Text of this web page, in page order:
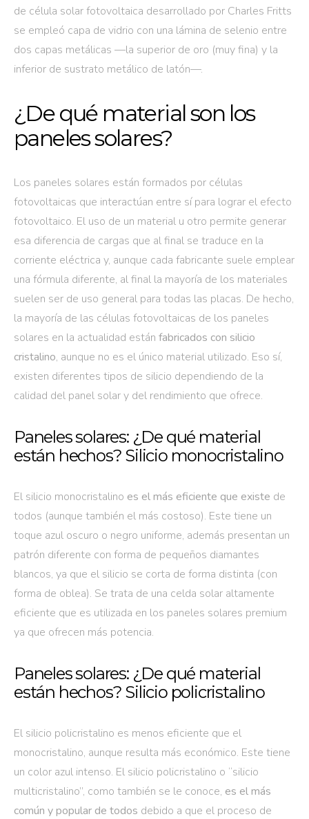
de célula solar fotovoltaica desarrollado por Charles Fritts
se empleó capa de vidrio con una lámina de selenio entre
dos capas metálicas —la superior de oro (muy fina) y la
inferior de sustrato metálico de latón—.
¿De qué material son los
paneles solares?
Los paneles solares están formados por células
fotovoltaicas que interactúan entre sí para lograr el efecto
fotovoltaico. El uso de un material u otro permite generar
esa diferencia de cargas que al final se traduce en la
corriente eléctrica y, aunque cada fabricante suele emplear
una fórmula diferente, al final la mayoría de los materiales
suelen ser de uso general para todas las placas. De hecho,
la mayoría de las células fotovoltaicas de los paneles
solares en la actualidad están fabricados con silicio
cristalino, aunque no es el único material utilizado. Eso sí,
existen diferentes tipos de silicio dependiendo de la
calidad del panel solar y del rendimiento que ofrece.
Paneles solares: ¿De qué material
están hechos? Silicio monocristalino
El silicio monocristalino es el más eficiente que existe de
todos (aunque también el más costoso). Este tiene un
toque azul oscuro o negro uniforme, además presentan un
patrón diferente con forma de pequeños diamantes
blancos, ya que el silicio se corta de forma distinta (con
forma de oblea). Se trata de una celda solar altamente
eficiente que es utilizada en los paneles solares premium
ya que ofrecen más potencia.
Paneles solares: ¿De qué material
están hechos? Silicio policristalino
El silicio policristalino es menos eficiente que el
monocristalino, aunque resulta más económico. Este tiene
un color azul intenso. El silicio policristalino o “silicio
multicristalino”, como también se le conoce, es el más
común y popular de todos debido a que el proceso de